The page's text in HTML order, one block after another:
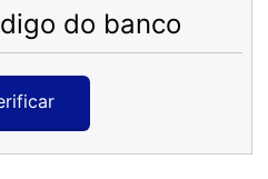
do banco